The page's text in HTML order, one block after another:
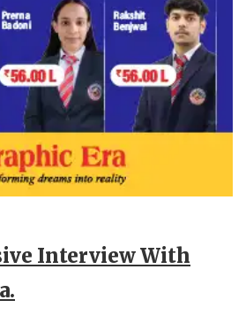
Interview With